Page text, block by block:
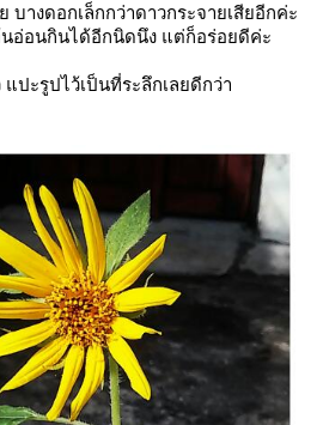
บางดอกเล็กกว่าดาวกระจายเสียอีกค่ะ
นอ่อนกินได้อีกนิดนึง แต่ก็อร่อยดีค่ะ
ปะรูปไว้เป็นที่ระลึกเลยดีกว่า